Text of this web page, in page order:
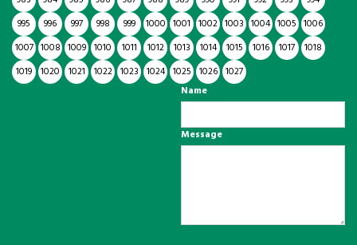
995
996 997 998 999 1000 1001 1002 1003 1004 1005 1006
1007 1008 1009 1010 1011 1012 1013 1014 1015 1016 1017
1018
1019 1020 1021 1022 1023 1024 1025 1026 1027
Name
Message